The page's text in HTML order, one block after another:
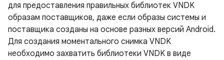
для предоставления правильных библиотек VNDK
образам поставщиков, даже если образы системы и
поставщика созданы на основе разных версий Android.
Для создания моментального снимка VNDK
необходимо захватить библиотеки VNDK в виде